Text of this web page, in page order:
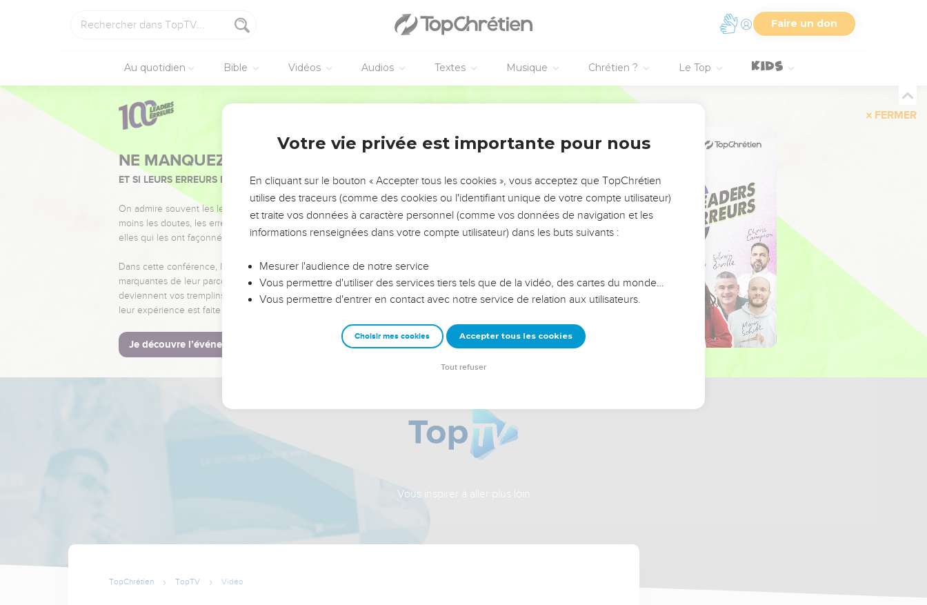
Faire un don
Au quotidien Bible Vidéos Audios Textes Musique Chrétien ? Le Top
FERMER
NE MANQUEZ PAS L’ÉVÉNEMENT DE L’ANNÉE !
ET SI LEURS ERREURS POUVAIENT VOUS ÉVITER LES VOTRES ?
On admire souvent les leaders pour leurs réussites, leur impact, leur foi ou leur vision. Mais on voit
moins les doutes, les erreurs et les saisons difficiles qu'ils ont traversés, alors même que ce sont
elles qui les ont façonnés.
Dans cette conférence, leaders, entrepreneurs, et responsables reviennent sur les erreurs
marquantes de leur parcours et les clés pour avancer avec plus de sagesse afin que leurs erreurs
deviennent vos tremplins. Que vous guidiez un ministère, une équipe, un groupe ou une famille,
leur expérience est faite pour vous.
Je découvre l’événement
Vous inspirer à aller plus loin
TopChrétien TopTV Vidéo
Votre vie privée est importante pour nous
En cliquant sur le bouton « Accepter tous les cookies », vous acceptez que TopChrétien
utilise des traceurs (comme des cookies ou l'identifiant unique de votre compte utilisateur)
et traite vos données à caractère personnel (comme vos données de navigation et les
informations renseignées dans votre compte utilisateur) dans les buts suivants :
Mesurer l'audience de notre service
Vous permettre d'utiliser des services tiers tels que de la vidéo, des cartes du monde…
Vous permettre d'entrer en contact avec notre service de relation aux utilisateurs.
Choisir mes cookies Accepter tous les cookies
Tout refuser